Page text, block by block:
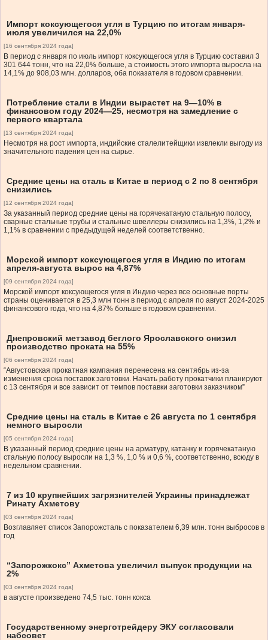
Импорт коксующегося угля в Турцию по итогам января-
июля увеличился на 22,0%
[16 сентября 2024 года]
В период с января по июль импорт коксующегося угля в Турцию составил 3
301 644 тонн, что на 22,0% больше, а стоимость этого импорта выросла на
14,1% до 908,03 млн. долларов, оба показателя в годовом сравнении.
Потребление стали в Индии вырастет на 9—10% в
финансовом году 2024—25, несмотря на замедление с
первого квартала
[13 сентября 2024 года]
Несмотря на рост импорта, индийские сталелитейщики извлекли выгоду из
значительного падения цен на сырье.
Средние цены на сталь в Китае в период с 2 по 8 сентября
снизились
[12 сентября 2024 года]
За указанный период средние цены на горячекатаную стальную полосу,
сварные стальные трубы и стальные швеллеры снизились на 1,3%, 1,2% и
1,1% в сравнении с предыдущей неделей соответственно.
Морской импорт коксующегося угля в Индию по итогам
апреля-августа вырос на 4,87%
[09 сентября 2024 года]
Морской импорт коксующегося угля в Индию через все основные порты
страны оценивается в 25,3 млн тонн в период с апреля по август 2024-2025
финансового года, что на 4,87% больше в годовом сравнении.
Днепровский метзавод беглого Ярославского снизил
производство проката на 55%
[06 сентября 2024 года]
“Августовская прокатная кампания перенесена на сентябрь из-за
изменения срока поставок заготовки. Начать работу прокатчики планируют
с 13 сентября и все зависит от темпов поставки заготовки заказчиком”
Средние цены на сталь в Китае с 26 августа по 1 сентября
немного выросли
[05 сентября 2024 года]
В указанный период средние цены на арматуру, катанку и горячекатаную
стальную полосу выросли на 1,3 %, 1,0 % и 0,6 %, соответственно, всюду в
недельном сравнении.
7 из 10 крупнейших загрязнителей Украины принадлежат
Ринату Ахметову
[03 сентября 2024 года]
Возглавляет список Запорожсталь с показателем 6,39 млн. тонн выбросов в
год
“Запорожкокс” Ахметова увеличил выпуск продукции на
2%
[03 сентября 2024 года]
в августе произведено 74,5 тыс. тонн кокса
Государственному энерготрейдеру ЭКУ согласовали
набсовет